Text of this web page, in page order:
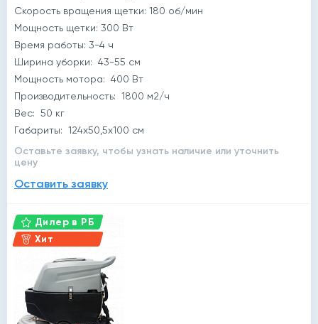
Скорость вращения щетки: 180 об/мин
Мощность щетки: 300 Вт
Время работы: 3-4 ч
Ширина уборки: 43-55 см
Мощность мотора: 400 Вт
Производительность: 1800 м2/ч
Вес: 50 кг
Габариты: 124x50,5x100 см
Оставьте заявку, чтобы узнать наличие или уточнить
цену
Оставить заявку
Дилер в РБ
Хит